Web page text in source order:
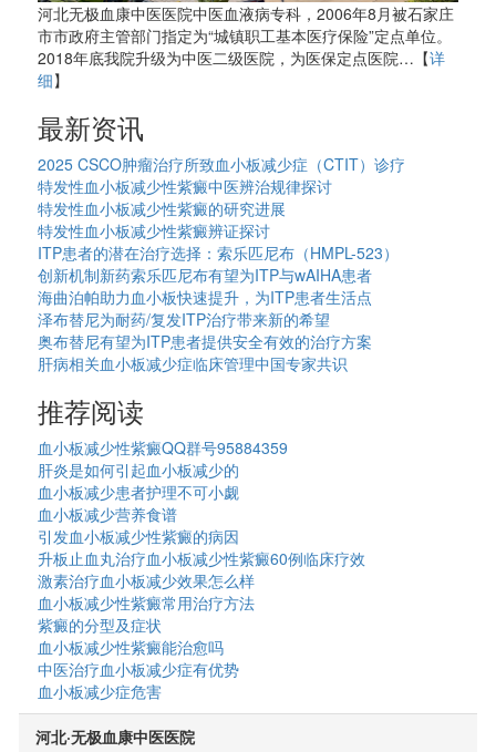
河北无极血康中医医院中医血液病专科，2006年8月被石家庄
市市政府主管部门指定为“城镇职工基本医疗保险”定点单位。
2018年底我院升级为中医二级医院，为医保定点医院…【详
细】
最新资讯
2025 CSCO肿瘤治疗所致血小板减少症（CTIT）诊疗
特发性血小板减少性紫癜中医辨治规律探讨
特发性血小板减少性紫癜的研究进展
特发性血小板减少性紫癜辨证探讨
ITP患者的潜在治疗选择：索乐匹尼布（HMPL-523）
创新机制新药索乐匹尼布有望为ITP与wAIHA患者
海曲泊帕助力血小板快速提升，为ITP患者生活点
泽布替尼为耐药/复发ITP治疗带来新的希望
奥布替尼有望为ITP患者提供安全有效的治疗方案
肝病相关血小板减少症临床管理中国专家共识
推荐阅读
血小板减少性紫癜QQ群号95884359
肝炎是如何引起血小板减少的
血小板减少患者护理不可小觑
血小板减少营养食谱
引发血小板减少性紫癜的病因
升板止血丸治疗血小板减少性紫癜60例临床疗效
激素治疗血小板减少效果怎么样
血小板减少性紫癜常用治疗方法
紫癜的分型及症状
血小板减少性紫癜能治愈吗
中医治疗血小板减少症有优势
血小板减少症危害
河北·无极血康中医医院